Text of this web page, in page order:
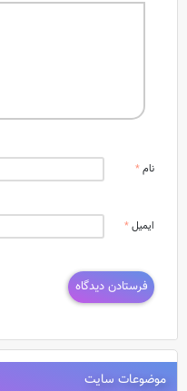
نام*
ایمیل*
موضوعات سایت